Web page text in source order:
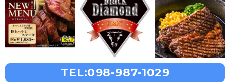
TEL:098-987-1029